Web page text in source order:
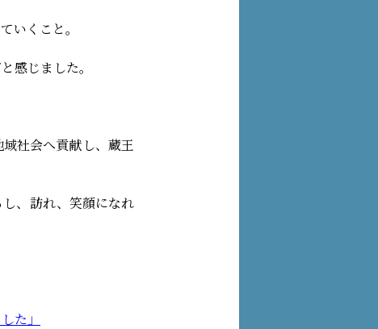
いくこと。
感じました。
社会へ貢献し、蔵王
、訪れ、笑顔になれ
た」